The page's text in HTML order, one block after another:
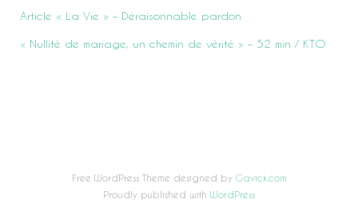
Article « La Vie » – Déraisonnable pardon
« Nullité de mariage, un chemin de vérité » – 52 min / KTO
Free WordPress Theme designed by Gavick.com
Proudly published with WordPress